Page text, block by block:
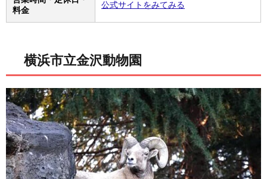
料金
公式サイトをみてみる
横浜市立金沢動物園